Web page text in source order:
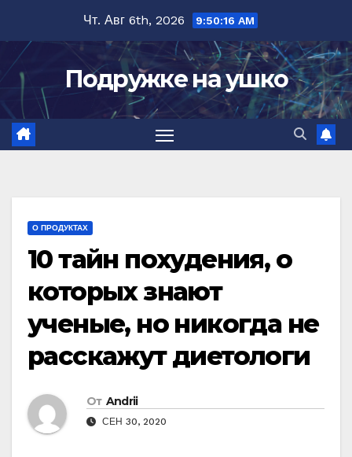
содержимому
Чт. Авг 6th, 2026 9:50:18 AM
Подружке на ушко
О ПРОДУКТАХ
10 тайн похудения, о
которых знают
ученые, но никогда не
расскажут диетологи
От Andrii
СЕН 30, 2020